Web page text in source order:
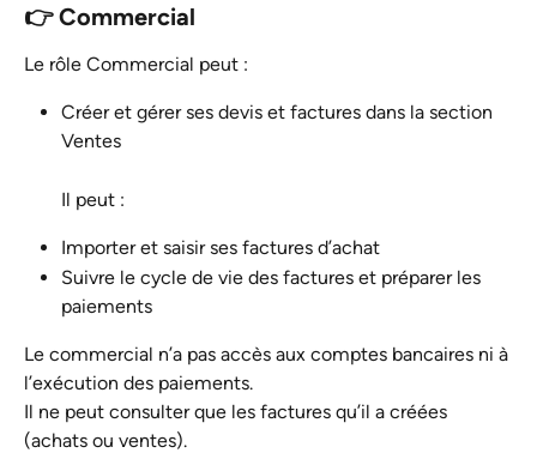
👉 Commercial
Le rôle Commercial peut :
Créer et gérer ses devis et factures dans la section
Ventes
Il peut :
Importer et saisir ses factures d’achat
Suivre le cycle de vie des factures et préparer les
paiements
Le commercial n’a pas accès aux comptes bancaires ni à
l’exécution des paiements.
Il ne peut consulter que les factures qu’il a créées
(achats ou ventes).